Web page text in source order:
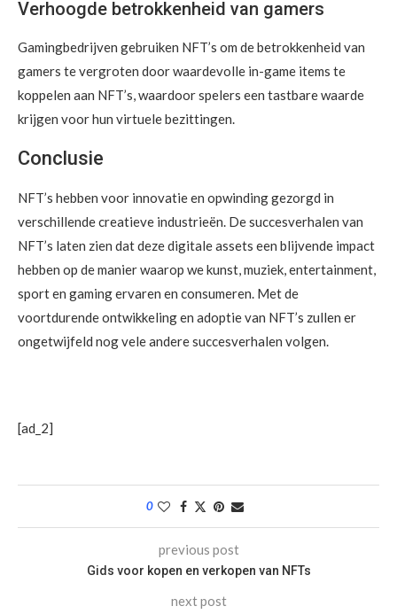
Verhoogde betrokkenheid van gamers
Gamingbedrijven gebruiken NFT’s om de betrokkenheid van
gamers te vergroten door waardevolle in-game items te
koppelen aan NFT’s, waardoor spelers een tastbare waarde
krijgen voor hun virtuele bezittingen.
Conclusie
NFT’s hebben voor innovatie en opwinding gezorgd in
verschillende creatieve industrieën. De succesverhalen van
NFT’s laten zien dat deze digitale assets een blijvende impact
hebben op de manier waarop we kunst, muziek, entertainment,
sport en gaming ervaren en consumeren. Met de
voortdurende ontwikkeling en adoptie van NFT’s zullen er
ongetwijfeld nog vele andere succesverhalen volgen.
[ad_2]
0
previous post
Gids voor kopen en verkopen van NFTs
next post